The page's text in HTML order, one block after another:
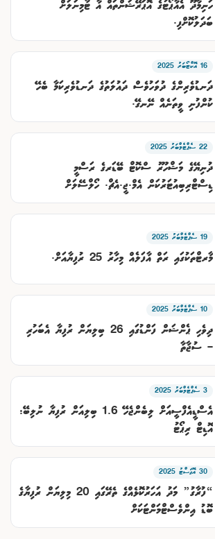
ހަނިމާދޫ އެއާޕޯޓުގެ އޮޕަރޭޝަންތައް އާ ޓާމިނަލަށް
ބަދަލުކޮށްފި.
16 އޮކްޓޯބަރު 2025
ދަނޑުވެރިންގެ ދުވަހުވެސް ދައުލަތުގެ ދަނޑުވެރިކަމާ ބެހޭ
ކުންފުނި ވީތަނެއް ނޭނގޭ.
22 ސެޕްޓެމްބަރު 2025
ދުނިޔޭގެ މަޝްހޫރު ސްކޮޓް ބޭޑަރގެ ރަސްމީ
ޑިސްޓްރިބިއުޓަރުކަން އެމް.ޖީ.އެޗް. ހޯލްސޭލަށް
19 ސެޕްޓެމްބަރު 2025
މާރޓްތަކުގައި ރަތް އާފަލެއް މިހާރު 25 ރުފިޔާއަށް.
10 ސެޕްޓެމްބަރު 2025
ދިވެހި ޕެންޝަން ފަންޑުގައި 26 ބިލިޔަން ރުފިޔާ އެބަހުރި
– ސުޖާތާ
3 ސެޕްޓެމްބަރު 2025
އެސްޑީއެފްސީއަށް ލިބެންޖެހޭ 1.6 ބިލިއަން ރުފިޔާ ނުލިބޭ:
އޮޑިޓް ރިޕޯޓު
30 އޮގަސްޓު 2025
“ފުރާގު” މަދު އަހަރުކޮޅެއްގެ ތެރޭގައި 20 މިލިޔަން ރުފިޔާގެ
ބޮޑު އިންވެސްޓްމަންޓަކަށް